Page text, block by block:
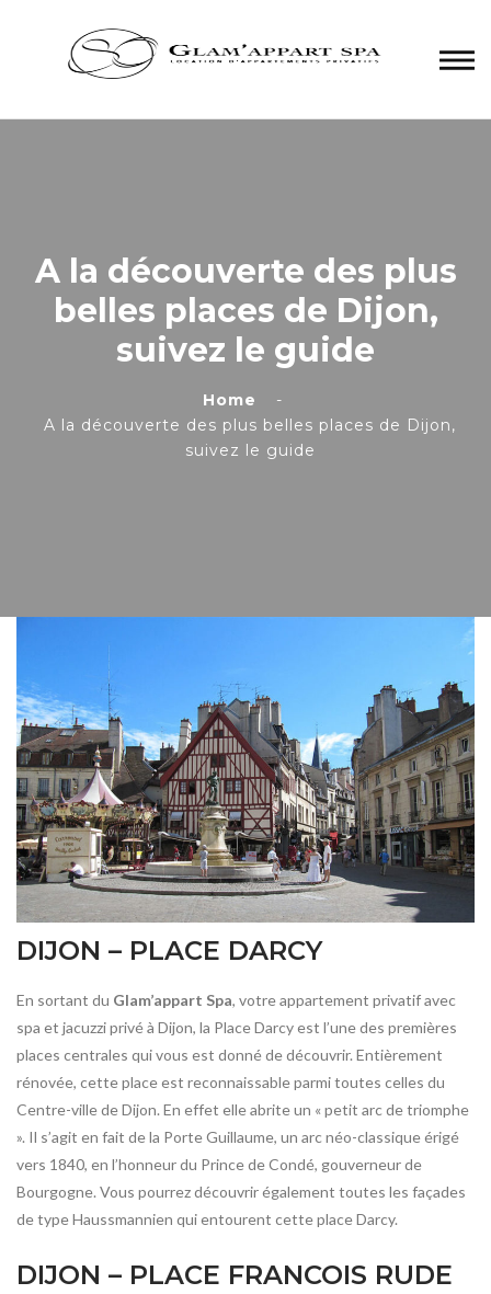
A la découverte des plus
belles places de Dijon,
suivez le guide
Home
A la découverte des plus belles places de Dijon,
suivez le guide
DIJON – PLACE DARCY
En sortant du Glam’appart Spa, votre appartement privatif avec
spa et jacuzzi privé à Dijon, la Place Darcy est l’une des premières
places centrales qui vous est donné de découvrir. Entièrement
rénovée, cette place est reconnaissable parmi toutes celles du
Centre-ville de Dijon. En effet elle abrite un « petit arc de triomphe
». Il s’agit en fait de la Porte Guillaume, un arc néo-classique érigé
vers 1840, en l’honneur du Prince de Condé, gouverneur de
Bourgogne. Vous pourrez découvrir également toutes les façades
de type Haussmannien qui entourent cette place Darcy.
DIJON – PLACE FRANCOIS RUDE